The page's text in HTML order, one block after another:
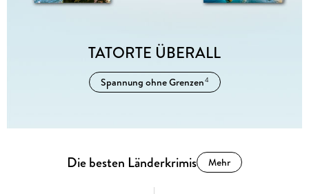
TATORTE ÜBERALL
Spannung ohne Grenzen4
Die besten Länderkrimis Mehr